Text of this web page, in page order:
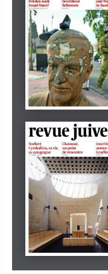
Dezember 2024
tachles